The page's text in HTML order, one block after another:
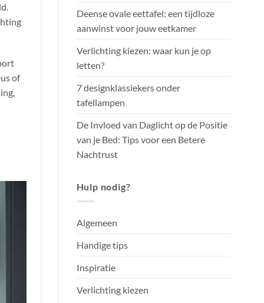
of
Deense ovale eettafel: een tijdloze
aanwinst voor jouw eetkamer
Verlichting kiezen: waar kun je op
letten?
7 designklassiekers onder
tafellampen
De Invloed van Daglicht op de Positie
van je Bed: Tips voor een Betere
Nachtrust
Hulp nodig?
Algemeen
Handige tips
Inspiratie
Verlichting kiezen